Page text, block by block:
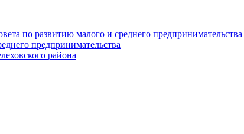
по развитию малого и среднего предпринимательства
предпринимательства
района